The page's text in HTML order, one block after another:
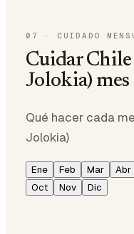
07 · CUIDADO
Cuidar
Jolokia) mes
Qué hacer cada
Jolokia)
Ene Feb Mar Abr
Oct
Nov Dic